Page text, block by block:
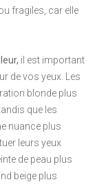
fragiles, car elle
il est important
de vos yeux. Les
blonde plus
que les
nuance plus
leurs yeux
de peau plus
beige plus